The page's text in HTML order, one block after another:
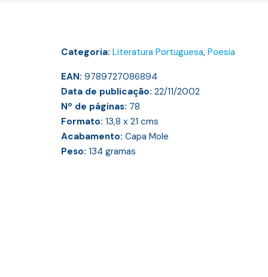
Categoria: Literatura Portuguesa, Poesia
EAN: 9789727086894
Data de publicação: 22/11/2002
Nº de páginas: 78
Formato: 13,8 x 21 cms
Acabamento: Capa Mole
Peso: 134 gramas